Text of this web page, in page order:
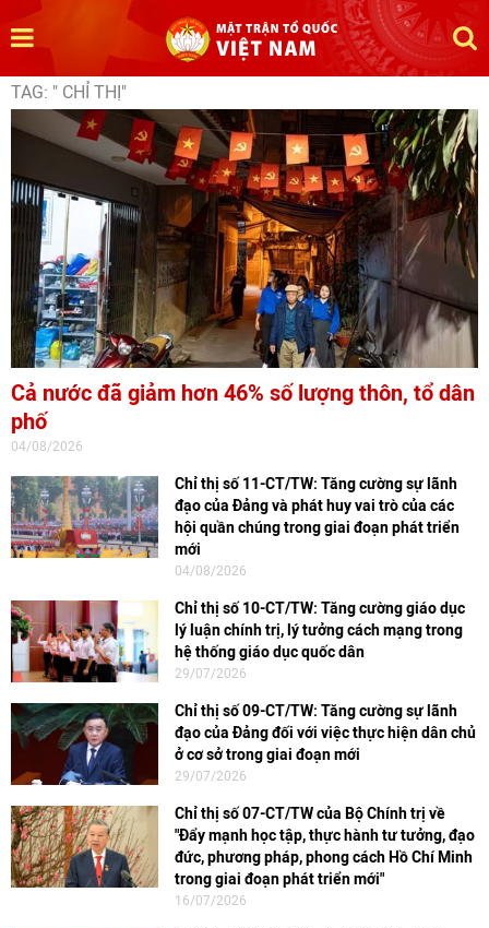
TAG: " CHỈ THỊ"
Cả nước đã giảm hơn 46% số lượng thôn, tổ dân
phố
04/08/2026
Chỉ thị số 11-CT/TW: Tăng cường sự lãnh
đạo của Đảng và phát huy vai trò của các
hội quần chúng trong giai đoạn phát triển
mới
04/08/2026
Chỉ thị số 10-CT/TW: Tăng cường giáo dục
lý luận chính trị, lý tưởng cách mạng trong
hệ thống giáo dục quốc dân
29/07/2026
Chỉ thị số 09-CT/TW: Tăng cường sự lãnh
đạo của Đảng đối với việc thực hiện dân chủ
ở cơ sở trong giai đoạn mới
29/07/2026
Chỉ thị số 07-CT/TW của Bộ Chính trị về
"Đẩy mạnh học tập, thực hành tư tưởng, đạo
đức, phương pháp, phong cách Hồ Chí Minh
trong giai đoạn phát triển mới"
16/07/2026